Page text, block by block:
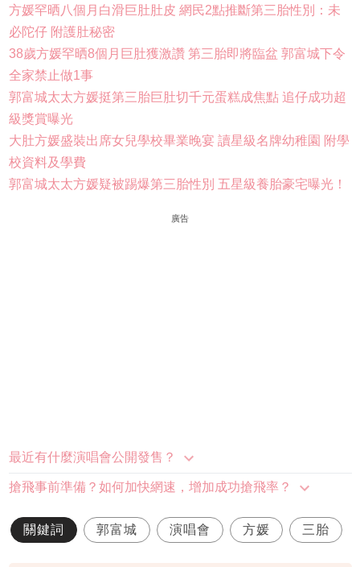
方媛罕晒八個月白滑巨肚肚皮 網民2點推斷第三胎性別：未
必陀仔 附護肚秘密
38歲方媛罕晒8個月巨肚獲激讚 第三胎即將臨盆 郭富城下令
全家禁止做1事
郭富城太太方媛挺第三胎巨肚切千元蛋糕成焦點 追仔成功超
級獎賞曝光
大肚方媛盛裝出席女兒學校畢業晚宴 讀星級名牌幼稚園 附學
校資料及學費
郭富城太太方媛疑被踢爆第三胎性別 五星級養胎豪宅曝光！
廣告
最近有什麼演唱會公開發售？
搶飛事前準備？如何加快網速，增加成功搶飛率？
關鍵詞 郭富城 演唱會 方媛 三胎